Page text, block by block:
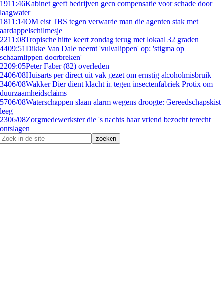
1911:46Kabinet geeft bedrijven geen compensatie voor schade door
laagwater
1811:14OM eist TBS tegen verwarde man die agenten stak met
aardappelschilmesje
2211:08Tropische hitte keert zondag terug met lokaal 32 graden
4409:51Dikke Van Dale neemt 'vulvalippen' op: 'stigma op
schaamlippen doorbreken'
2209:05Peter Faber (82) overleden
2406/08Huisarts per direct uit vak gezet om ernstig alcoholmisbruik
3406/08Wakker Dier dient klacht in tegen insectenfabriek Protix om
duurzaamheidsclaims
5706/08Waterschappen slaan alarm wegens droogte: Gereedschapskist
leeg
2306/08Zorgmedewerkster die 's nachts haar vriend bezocht terecht
ontslagen